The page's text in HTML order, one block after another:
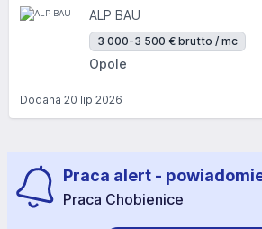
ALP BAU
3 000-3 500 € brutto / mc
Opole
Dodana 20 lip 2026
Praca alert -
Praca Chobienice